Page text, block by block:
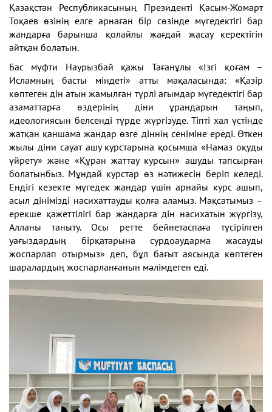
Қазақстан Республикасының Президенті Қасым-Жомарт
Тоқаев өзінің елге арнаған бір сөзінде мүгедектігі бар
жандарға барынша қолайлы жағдай жасау керектігін
айтқан болатын.
Бас мүфти Наурызбай қажы Тағанұлы «Ізгі қоғам –
Исламның басты міндеті» атты мақаласында: «Қазір
көптеген дін атын жамылған түрлі ағымдар мүгедектігі бар
азаматтарға өздерінің діни ұрандарын таңып,
идеологиясын белсенді түрде жүргізуде. Тіпті хал үстінде
жатқан қаншама жандар өзге діннің сеніміне ереді. Өткен
жылы діни сауат ашу курстарына қосымша «Намаз оқуды
үйрету» және «Құран жаттау курсын» ашуды тапсырған
болатынбыз. Мұндай курстар өз нәтижесін беріп келеді.
Ендігі кезекте мүгедек жандар үшін арнайы курс ашып,
асыл дінімізді насихаттауды қолға аламыз. Мақсатымыз –
ерекше қажеттілігі бар жандарға дін насихатын жүргізу,
Алланы таныту. Осы ретте бейнетаспаға түсірілген
уағыздардың бірқатарына сурдоаударма жасауды
жоспарлап отырмыз» деп, бұл бағыт аясында көптеген
шаралардың жоспарланғанын мәлімдеген еді.